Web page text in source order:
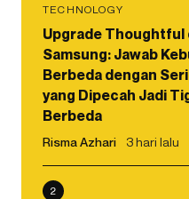
TECHNOLOGY
Upgrade Thoughtful
Samsung: Jawab
Berbeda dengan
yang Dipecah Jadi
Berbeda
Risma Azhari 3 hari lalu
2